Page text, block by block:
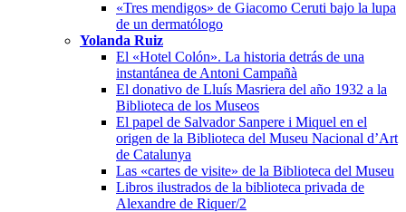
«Tres mendigos» de Giacomo Ceruti bajo la lupa
de un dermatólogo
Yolanda Ruiz
El «Hotel Colón». La historia detrás de una
instantánea de Antoni Campañà
El donativo de Lluís Masriera del año 1932 a la
Biblioteca de los Museos
El papel de Salvador Sanpere i Miquel en el
origen de la Biblioteca del Museu Nacional d’Art
de Catalunya
Las «cartes de visite» de la Biblioteca del Museu
Libros ilustrados de la biblioteca privada de
Alexandre de Riquer/2